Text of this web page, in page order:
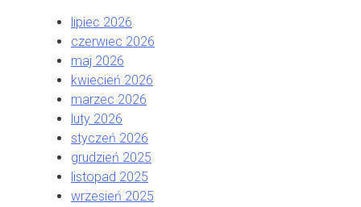
lipiec 2026
czerwiec 2026
maj 2026
kwiecień 2026
marzec 2026
luty 2026
styczeń 2026
grudzień 2025
listopad 2025
wrzesień 2025